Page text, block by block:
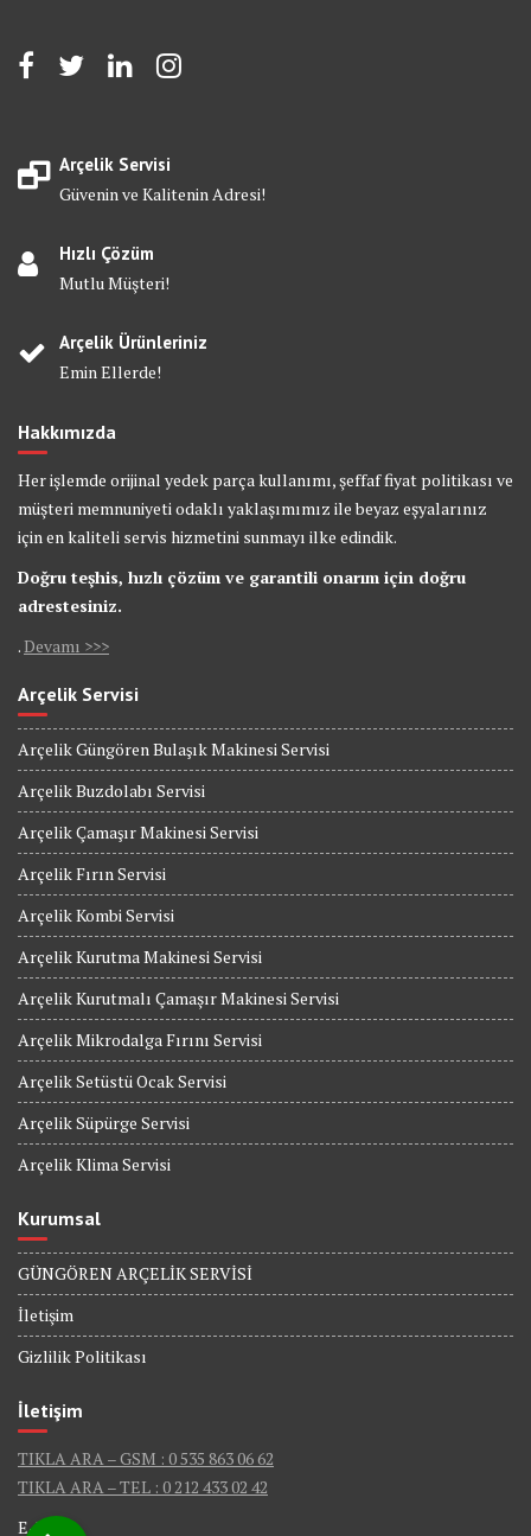
Arçelik Servisi
Güvenin ve Kalitenin Adresi!
Hızlı Çözüm
Mutlu Müşteri!
Arçelik Ürünleriniz
Emin Ellerde!
Hakkımızda
Her işlemde orijinal yedek parça kullanımı, şeffaf fiyat politikası ve
müşteri memnuniyeti odaklı yaklaşımımız ile beyaz eşyalarınız
için en kaliteli servis hizmetini sunmayı ilke edindik.
Doğru teşhis, hızlı çözüm ve garantili onarım için doğru
adrestesiniz.
.Devamı >>>
Arçelik Servisi
Arçelik Güngören Bulaşık Makinesi Servisi
Arçelik Buzdolabı Servisi
Arçelik Çamaşır Makinesi Servisi
Arçelik Fırın Servisi
Arçelik Kombi Servisi
Arçelik Kurutma Makinesi Servisi
Arçelik Kurutmalı Çamaşır Makinesi Servisi
Arçelik Mikrodalga Fırını Servisi
Arçelik Setüstü Ocak Servisi
Arçelik Süpürge Servisi
Arçelik Klima Servisi
Kurumsal
GÜNGÖREN ARÇELİK SERVİSİ
İletişim
Gizlilik Politikası
İletişim
TIKLA ARA – GSM : 0 535 863 06 62
TIKLA ARA – TEL : 0 212 433 02 42
E-Mail :